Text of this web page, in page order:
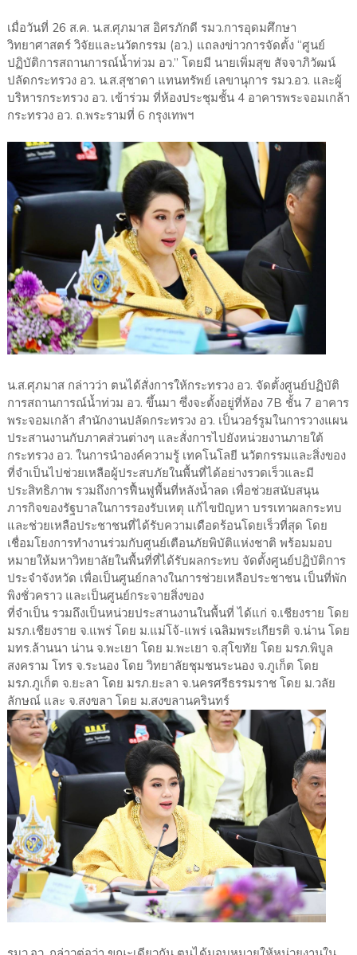
เมื่อวันที่ 26 ส.ค. น.ส.ศุภมาส อิศรภักดี รมว.การอุดมศึกษา
วิทยาศาสตร์ วิจัยและนวัตกรรม (อว.) แถลงข่าวการจัดตั้ง “ศูนย์
ปฏิบัติการสถานการณ์น้ำท่วม อว.” โดยมี นายเพิ่มสุข สัจจาภิวัฒน์
ปลัดกระทรวง อว. น.ส.สุชาดา แทนทรัพย์ เลขานุการ รมว.อว. และผู้
บริหารกระทรวง อว. เข้าร่วม ที่ห้องประชุมชั้น 4 อาคารพระจอมเกล้า
กระทรวง อว. ถ.พระรามที่ 6 กรุงเทพฯ
น.ส.ศุภมาส กล่าวว่า ตนได้สั่งการให้กระทรวง อว. จัดตั้งศูนย์ปฏิบัติ
การสถานการณ์น้ำท่วม อว. ขึ้นมา ซึ่งจะตั้งอยู่ที่ห้อง 7B ชั้น 7 อาคาร
พระจอมเกล้า สำนักงานปลัดกระทรวง อว. เป็นวอร์รูมในการวางแผน
ประสานงานกับภาคส่วนต่างๆ และสั่งการไปยังหน่วยงานภายใต้
กระทรวง อว. ในการนำองค์ความรู้ เทคโนโลยี นวัตกรรมและสิ่งของ
ที่จำเป็นไปช่วยเหลือผู้ประสบภัยในพื้นที่ได้อย่างรวดเร็วและมี
ประสิทธิภาพ รวมถึงการฟื้นฟูพื้นที่หลังน้ำลด เพื่อช่วยสนับสนุน
ภารกิจของรัฐบาลในการรองรับเหตุ แก้ไขปัญหา บรรเทาผลกระทบ
และช่วยเหลือประชาชนที่ได้รับความเดือดร้อนโดยเร็วที่สุด โดย
เชื่อมโยงการทำงานร่วมกับศูนย์เตือนภัยพิบัติแห่งชาติ พร้อมมอบ
หมายให้มหาวิทยาลัยในพื้นที่ที่ได้รับผลกระทบ จัดตั้งศูนย์ปฏิบัติการ
ประจำจังหวัด เพื่อเป็นศูนย์กลางในการช่วยเหลือประชาชน เป็นที่พัก
พิงชั่วคราว และเป็นศูนย์กระจายสิ่งของ
ที่จำเป็น รวมถึงเป็นหน่วยประสานงานในพื้นที่ ได้แก่ จ.เชียงราย โดย
มรภ.เชียงราย จ.แพร่ โดย ม.แม่โจ้-แพร่ เฉลิมพระเกียรติ จ.น่าน โดย
มทร.ล้านนา น่าน จ.พะเยา โดย ม.พะเยา จ.สุโขทัย โดย มรภ.พิบูล
สงคราม โทร จ.ระนอง โดย วิทยาลัยชุมชนระนอง จ.ภูเก็ต โดย
มรภ.ภูเก็ต จ.ยะลา โดย มรภ.ยะลา จ.นครศรีธรรมราช โดย ม.วลัย
ลักษณ์ และ จ.สงขลา โดย ม.สงขลานครินทร์